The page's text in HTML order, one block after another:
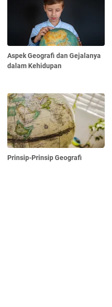
Aspek Geografi dan Gejalanya
dalam Kehidupan
Prinsip-Prinsip Geografi